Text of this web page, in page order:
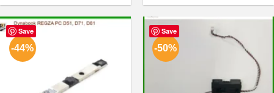
Save
-44%
Save
-50%